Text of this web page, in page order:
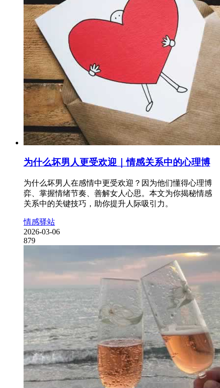
为什么坏男人更受欢迎｜情感关系中的心理博
为什么坏男人在感情中更受欢迎？因为他们懂得心理博
弈、掌握情绪节奏、善解女人心思。本文为你揭秘情感
关系中的关键技巧，助你提升人际吸引力。
情感驿站
2026-03-06
879